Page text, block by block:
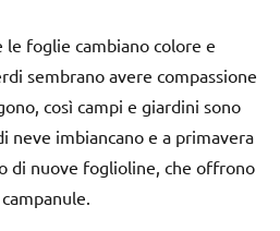
foglie cambiano colore e
sembrano avere compassione
così campi e giardini sono
neve imbiancano e a primavera
di nuove foglioline, che offrono